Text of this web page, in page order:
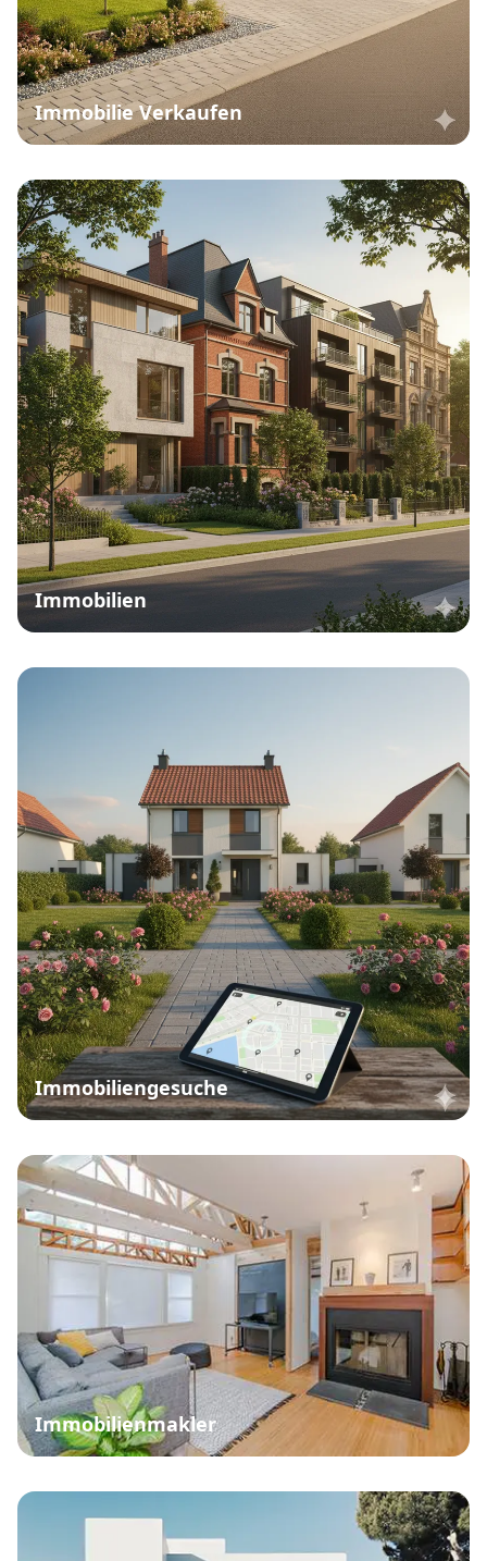
Immobilie Verkaufen
Immobilien
Immobiliengesuche
Immobilienmakler